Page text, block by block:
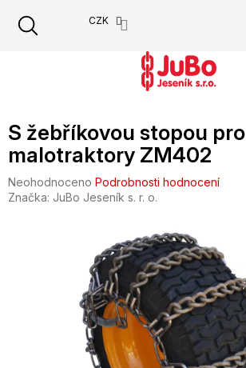
obsah
CZK
S žebříkovou stopou pro
malotraktory ZM402
Průměrné
hodnocení
Neohodnoceno Podrobnosti hodnocení
Značka: JuBo Jeseník s. r. o.